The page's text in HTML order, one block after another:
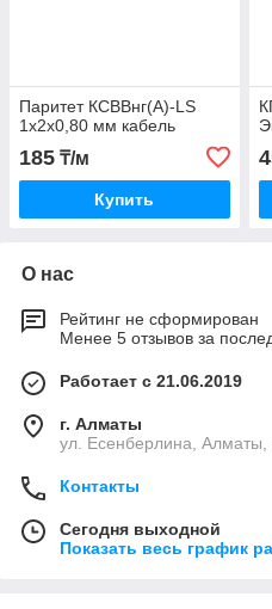
Паритет КСВВнг(А)-LS
1х2х0,80 мм кабель
185 ₸/м
Купить
О нас
Рейтинг не сформирован
Менее 5 отзывов за
Работает с 21.06.2019
г. Алматы
ул. Есенберлина, Алматы,
Контакты
Сегодня выходной
Показать весь график